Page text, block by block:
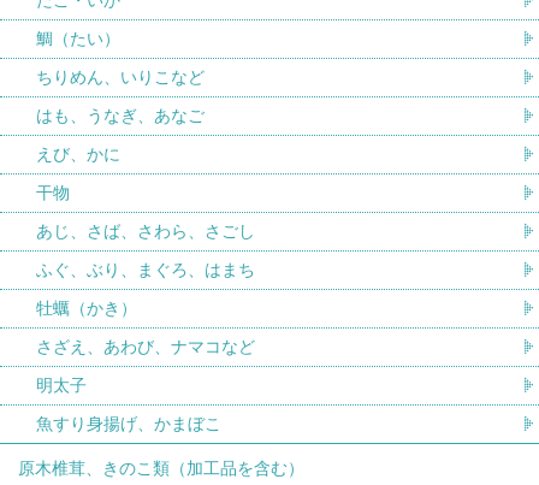
鯛（たい）
ちりめん、いりこなど
はも、うなぎ、あなご
えび、かに
干物
あじ、さば、さわら、さごし
ふぐ、ぶり、まぐろ、はまち
牡蠣（かき）
さざえ、あわび、ナマコなど
明太子
魚すり身揚げ、かまぼこ
原木椎茸、きのこ類（加工品を含む）